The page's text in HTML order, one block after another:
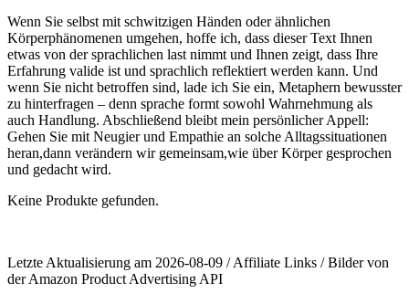
Wenn Sie selbst mit schwitzigen Händen oder‍ ähnlichen
Körperphänomenen umgehen, ‌hoffe ​ich, dass dieser⁢ Text ​Ihnen ​
etwas von der sprachlichen last nimmt⁤ und Ihnen zeigt, dass Ihre
‌Erfahrung valide ist und ⁢sprachlich⁤ reflektiert werden kann. Und
wenn Sie nicht betroffen ‍sind, lade ‍ich ‍Sie ein, Metaphern bewusster
zu ‍hinterfragen – ⁣denn sprache formt sowohl‌ Wahrnehmung ​als
auch Handlung. Abschließend bleibt mein persönlicher ⁤Appell:
Gehen Sie mit Neugier und Empathie an solche Alltagssituationen
heran,dann verändern​ wir gemeinsam,wie über Körper gesprochen
und ​gedacht ‌wird.
Keine Produkte gefunden.
Letzte Aktualisierung am 2026-08-09 / Affiliate Links / Bilder von
der Amazon Product Advertising API